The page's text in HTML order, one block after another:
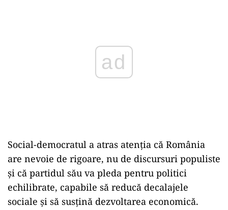
Social-democratul a atras atenția că România
are nevoie de rigoare, nu de discursuri populiste
și că partidul său va pleda pentru politici
echilibrate, capabile să reducă decalajele
sociale și să susțină dezvoltarea economică.